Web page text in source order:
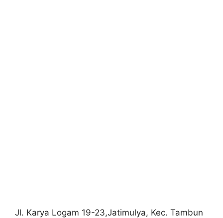
Jl. Karya Logam 19-23,Jatimulya, Kec. Tambun